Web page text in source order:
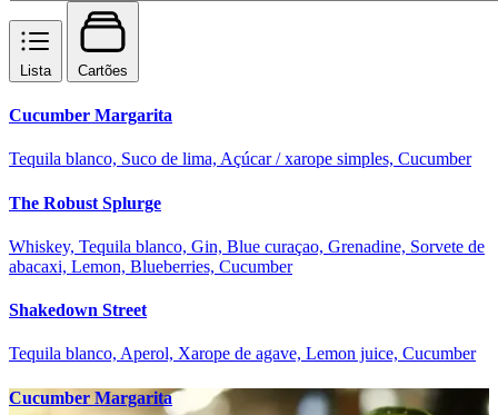
Lista Cartões
Cucumber Margarita
Tequila blanco, Suco de lima, Açúcar / xarope simples, Cucumber
The Robust Splurge
Whiskey, Tequila blanco, Gin, Blue curaçao, Grenadine, Sorvete de
abacaxi, Lemon, Blueberries, Cucumber
Shakedown Street
Tequila blanco, Aperol, Xarope de agave, Lemon juice, Cucumber
Cucumber Margarita